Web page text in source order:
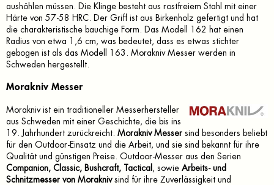
aushöhlen müssen. Die Klinge besteht aus rostfreiem Stahl mit einer
Härte von 57-58 HRC. Der Griff ist aus Birkenholz gefertigt und hat
die charakteristische bauchige Form. Das Modell 162 hat einen
Radius von etwa 1,6 cm, was bedeutet, dass es etwas stichter
gebogen ist als das Modell 163. Morakniv Messer werden in
Schweden hergestellt.
Morakniv Messer
Morakniv ist ein traditioneller Messerhersteller
aus Schweden mit einer Geschichte, die bis ins
19. Jahrhundert zurückreicht. Morakniv Messer sind besonders beliebt
für den Outdoor-Einsatz und die Arbeit, und sie sind bekannt für ihre
Qualität und günstigen Preise. Outdoor-Messer aus den Serien
Companion, Classic, Bushcraft, Tactical , sowie Arbeits- und
Schnitzmesser von Moraknivsind für ihre Zuverlässigkeit und